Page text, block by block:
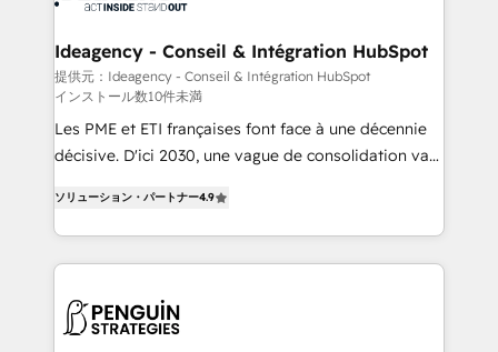
partner and expertise across operational strategy,
business-first process building, system integration,
custom development, and extensibility. When you
work with Aptitude 8, you get a team – not an
individual – with embedded consulting, strategy,
100% US-based, FTE team members. We offer
project-based and managed services engagements
that include new HubSpot implementations,
integration, extensibility, custom development, and
ongoing RevOps support.
Ideagency - Conseil & Intégration HubSpot
提供元：Ideagency - Conseil & Intégration HubSpot
インストール数10件未満
Les PME et ETI françaises font face à une décennie
décisive. D'ici 2030, une vague de consolidation va
entreprises qui auront réussi leur transformation. Le
problème ? 58% des dirigeants savent que l'IA est
vitale pour leur survie. Mais 57% n'ont aucune
données. C'est le paradoxe français : conscience
ソリューション・パートナー4.9